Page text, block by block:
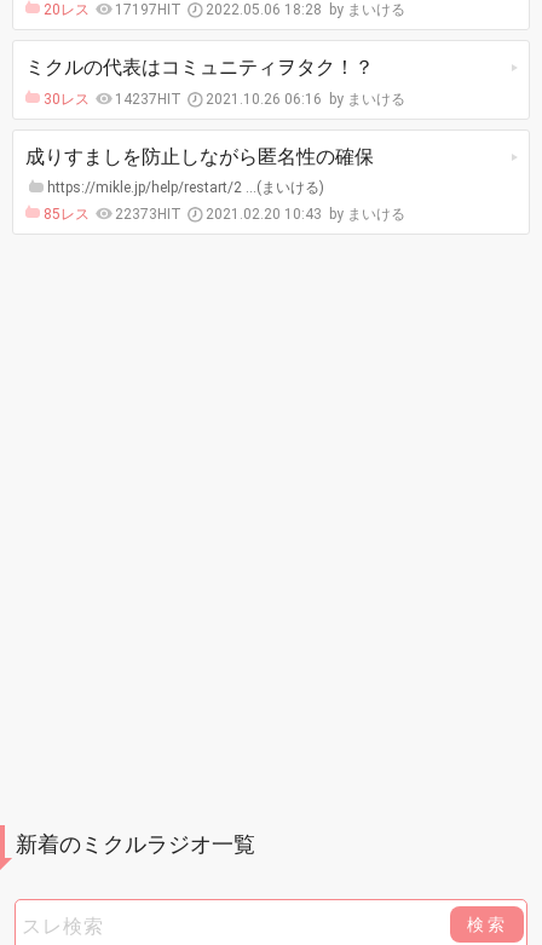
20レス
17197HIT 2022.05.06 18:28 まいける
ミクルの代表はコミュニティヲタク！？
30レス 14237HIT 2021.10.26 06:16 まいける
成りすましを防止しながら匿名性の確保
https://mikle.jp/help/restart/2 …(まいける)
85レス
22373HIT 2021.02.20 10:43 まいける
新着のミクルラジオ一覧
検索